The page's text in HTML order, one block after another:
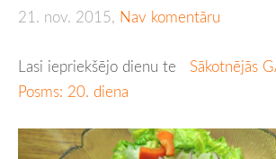
21. nov. 2015, Nav komentāru
Lasi iepriekšējo dienu te Sākotnējās
Posms: 20. diena